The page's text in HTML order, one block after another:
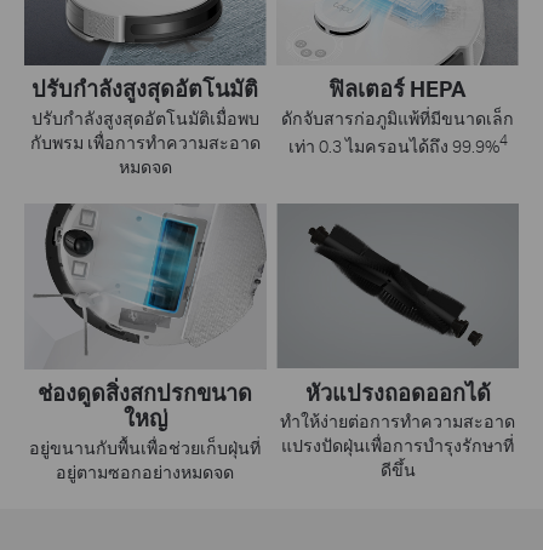
ปรับกำลังสูงสุดอัตโนมัติ
ปรับกำลังสูงสุดอัตโนมัติเมื่อพบ
กับพรม เพื่อการทำความสะอาด
หมดจด
ฟิลเตอร์ HEPA
ดักจับสารก่อภูมิแพ้ที่มีขนาดเล็ก
เท่า 0.3 ไมครอนได้ถึง 99.9%4
ช่องดูดสิ่งสกปรกขนาด
ใหญ่
อยู่ขนานกับพื้นเพื่อช่วยเก็บฝุ่นที่
อยู่ตามซอกอย่างหมดจด
หัวแปรงถอดออกได้
ทำให้ง่ายต่อการทำความสะอาด
แปรงปัดฝุ่นเพื่อการบำรุงรักษาที่
ดีขึ้น